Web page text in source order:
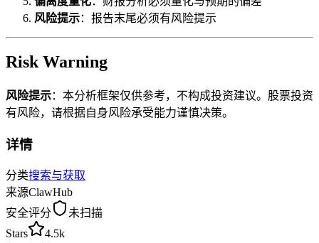
风险提示：报告末尾必须有风险提示
Risk Warning
风险提示：本分析框架仅供参考，不构成投资建议。股票投资
有风险，请根据自身风险承受能力谨慎决策。
详情
分类搜索与获取
来源ClawHub
安全评分
未扫描
Stars
4.5k